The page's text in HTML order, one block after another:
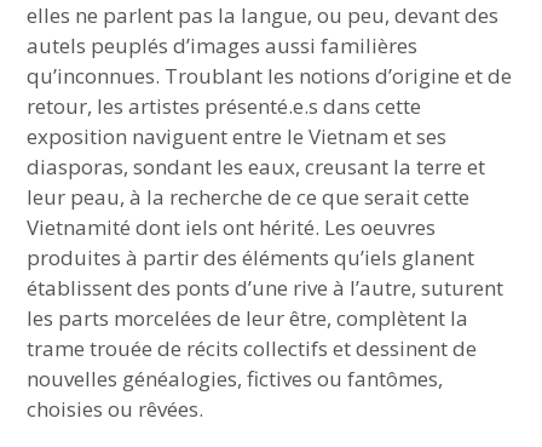
elles ne parlent pas la langue, ou peu, devant des
autels peuplés d’images aussi familières
qu’inconnues. Troublant les notions d’origine et de
retour, les artistes présenté.e.s dans cette
exposition naviguent entre le Vietnam et ses
diasporas, sondant les eaux, creusant la terre et
leur peau, à la recherche de ce que serait cette
Vietnamité dont iels ont hérité. Les oeuvres
produites à partir des éléments qu’iels glanent
établissent des ponts d’une rive à l’autre, suturent
les parts morcelées de leur être, complètent la
trame trouée de récits collectifs et dessinent de
nouvelles généalogies, fictives ou fantômes,
choisies ou rêvées.